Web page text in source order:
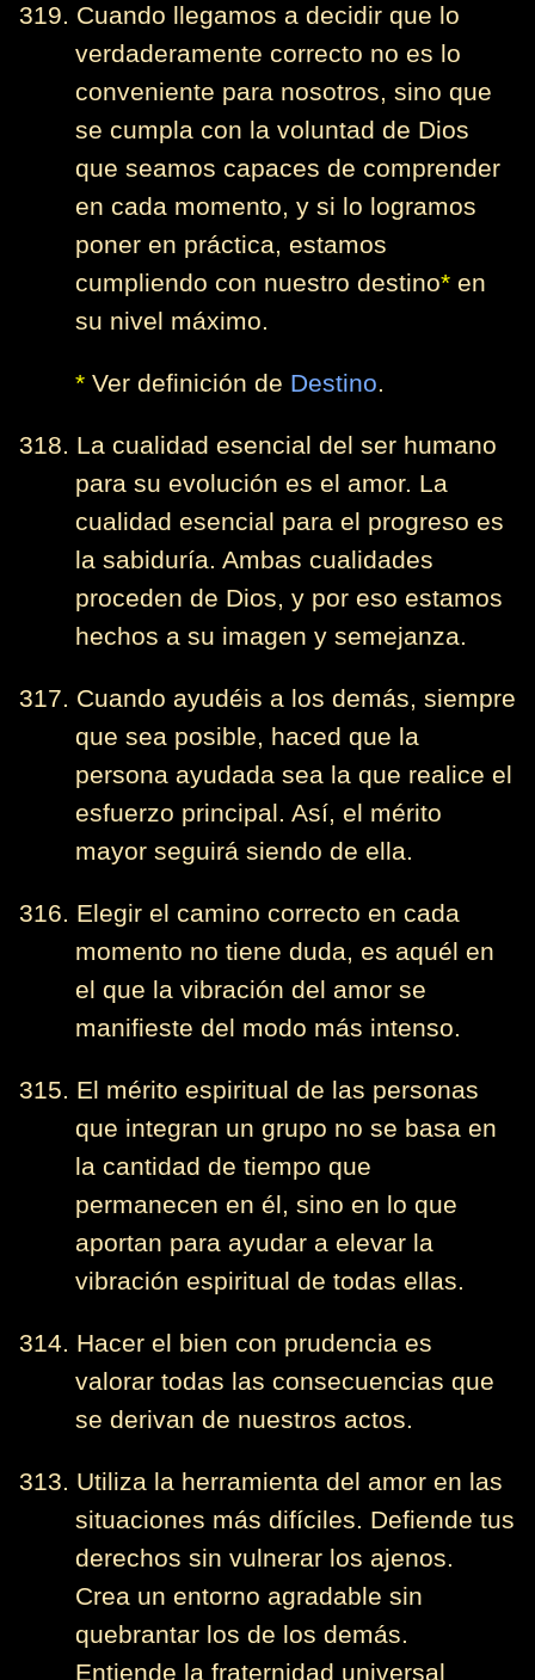
319. Cuando llegamos a decidir que lo
verdaderamente correcto no es lo
conveniente para nosotros, sino que
se cumpla con la voluntad de Dios
que seamos capaces de comprender
en cada momento, y si lo logramos
poner en práctica, estamos
cumpliendo con nuestro destino* en
su nivel máximo.
* Ver definición de Destino.
318. La cualidad esencial del ser humano
para su evolución es el amor. La
cualidad esencial para el progreso es
la sabiduría. Ambas cualidades
proceden de Dios, y por eso estamos
hechos a su imagen y semejanza.
317. Cuando ayudéis a los demás, siempre
que sea posible, haced que la
persona ayudada sea la que realice el
esfuerzo principal. Así, el mérito
mayor seguirá siendo de ella.
316. Elegir el camino correcto en cada
momento no tiene duda, es aquél en
el que la vibración del amor se
manifieste del modo más intenso.
315. El mérito espiritual de las personas
que integran un grupo no se basa en
la cantidad de tiempo que
permanecen en él, sino en lo que
aportan para ayudar a elevar la
vibración espiritual de todas ellas.
314. Hacer el bien con prudencia es
valorar todas las consecuencias que
se derivan de nuestros actos.
313. Utiliza la herramienta del amor en las
situaciones más difíciles. Defiende tus
derechos sin vulnerar los ajenos.
Crea un entorno agradable sin
quebrantar los de los demás.
Entiende la fraternidad universal